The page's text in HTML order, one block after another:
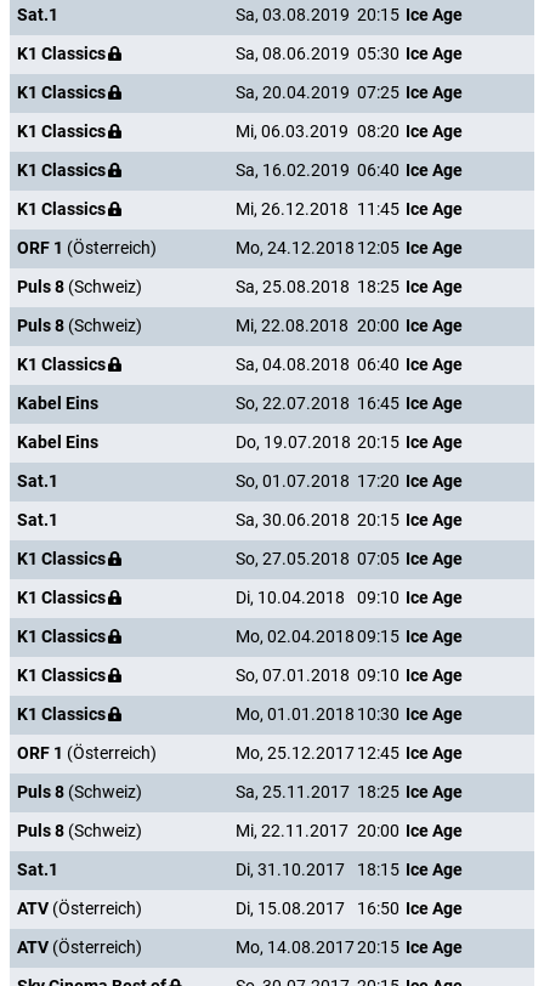
Sat.1
Sa, 03.08.2019 20:15 Ice Age
K1 Classics
Sa, 08.06.2019 05:30 Ice Age
K1 Classics
Sa, 20.04.2019 07:25 Ice Age
K1 Classics
Mi, 06.03.2019 08:20 Ice Age
K1 Classics
Sa, 16.02.2019 06:40 Ice Age
K1 Classics
Mi, 26.12.2018 11:45 Ice Age
ORF 1 (Österreich) Mo, 24.12.2018 12:05 Ice Age
Puls 8 (Schweiz) Sa, 25.08.2018 18:25 Ice Age
Puls 8 (Schweiz) Mi, 22.08.2018 20:00 Ice Age
K1 Classics
Sa, 04.08.2018 06:40 Ice Age
Kabel Eins
So, 22.07.2018 16:45 Ice Age
Kabel Eins
Do, 19.07.2018 20:15 Ice Age
Sat.1
So, 01.07.2018 17:20 Ice Age
Sat.1
Sa, 30.06.2018 20:15 Ice Age
K1 Classics
So, 27.05.2018 07:05 Ice Age
K1 Classics
Di, 10.04.2018 09:10 Ice Age
K1 Classics
Mo, 02.04.201809:15 Ice Age
K1 Classics
So, 07.01.2018 09:10 Ice Age
K1 Classics
Mo, 01.01.2018 10:30 Ice Age
ORF 1 (Österreich) Mo, 25.12.201712:45 Ice Age
Puls 8 (Schweiz) Sa, 25.11.2017 18:25 Ice Age
Puls 8 (Schweiz) Mi, 22.11.2017 20:00 Ice Age
Sat.1
Di, 31.10.2017 18:15 Ice Age
ATV (Österreich) Di, 15.08.2017 16:50 Ice Age
ATV (Österreich) Mo, 14.08.201720:15 Ice Age